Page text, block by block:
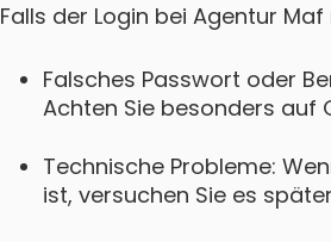
Falls der Login bei Agentur
Falsches Passwort oder
Achten Sie besonders auf
Technische Probleme:
ist, versuchen Sie es